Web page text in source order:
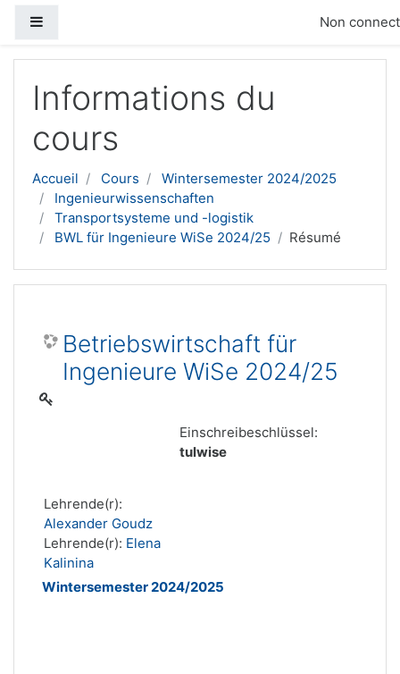
Non
Informations du
cours
Accueil Cours
Wintersemester 2024/2025
Ingenieurwissenschaften
Transportsysteme und -logistik
BWL für Ingenieure WiSe 2024/25
Résumé
Betriebswirtschaft für
Ingenieure WiSe 2024/25
Einschreibeschlüssel:
tulwise
Lehrende(r):
Alexander Goudz
Lehrende(r): Elena
Kalinina
Wintersemester 2024/2025